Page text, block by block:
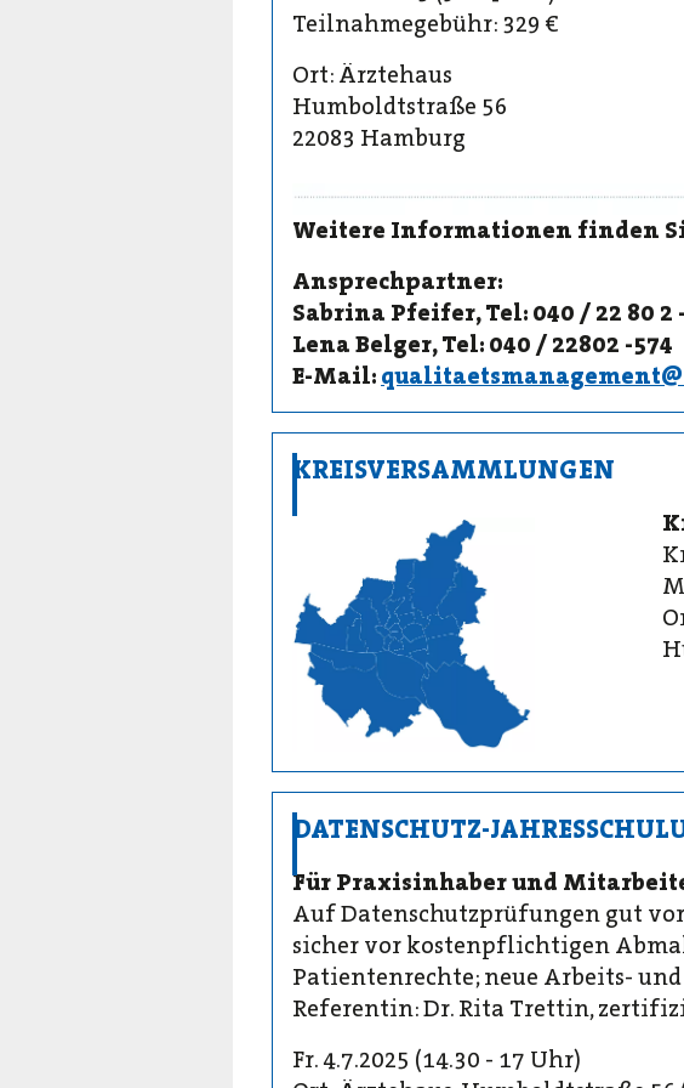
Teilnahmegebühr: 329 €
Ort: Ärztehaus
Humboldtstraße 56
22083 Hamburg
Weitere Informationen finden
Ansprechpartner:
Sabrina Pfeifer, Tel: 040 / 22 80 2
Lena Belger, Tel: 040 / 22802 -574
E-Mail:
KREISVERSAMMLUNGEN
DATENSCHUTZ-
Für Praxisinhaber und
Auf Datenschutzprüfungen gut
sicher vor kostenpflichtigen
Patientenrechte; neue Arbeits-
Referentin: Dr. Rita Trettin,
Fr. 4.7.2025 (14.30 - 17 Uhr)